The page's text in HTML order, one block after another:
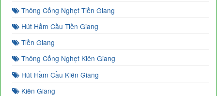
Thông Cống Nghẹt Tiền Giang
Hút Hầm Cầu Tiền Giang
Tiền Giang
Thông Cống Nghẹt Kiên Giang
Hút Hầm Cầu Kiên Giang
Kiên Giang